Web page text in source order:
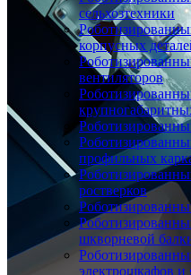
сельхозтехники
корпусных
вентиляторов
профильных
ростверков
шкворневой
электрошкафов и